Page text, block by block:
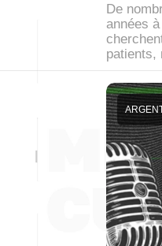
De
années
patients,